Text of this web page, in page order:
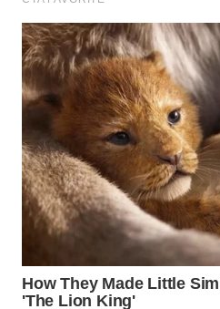
SELATAN
WN
TANJUNG
LESUNG
WN
KARO
WN
WN